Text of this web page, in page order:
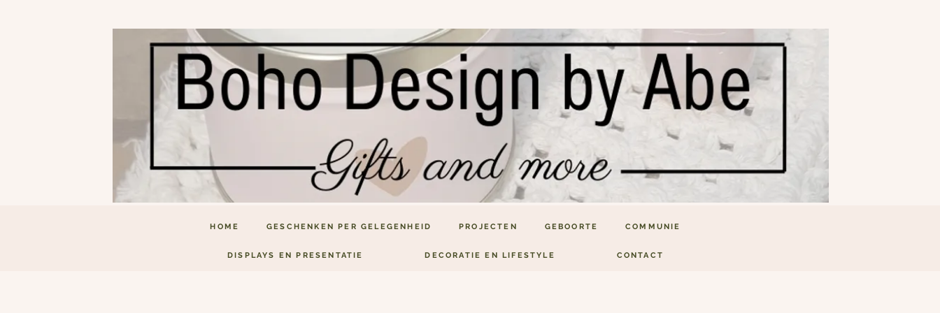
HOME GESCHENKEN PER GELEGENHEID PROJECTEN GEBOORTE COMMUNIE
DISPLAYS EN PRESENTATIE DECORATIE EN LIFESTYLE CONTACT